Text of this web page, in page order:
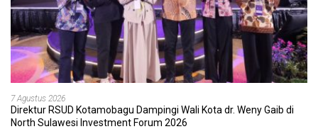
7 Agustus 2026
Direktur RSUD Kotamobagu Dampingi Wali Kota dr. Weny Gaib di
North Sulawesi Investment Forum 2026